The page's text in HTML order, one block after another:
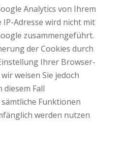
Analytics von Ihrem
Adresse wird nicht mit
zusammengeführt.
der Cookies durch
Ihrer Browser-
weisen Sie jedoch
diesem Fall
Funktionen
werden nutzen